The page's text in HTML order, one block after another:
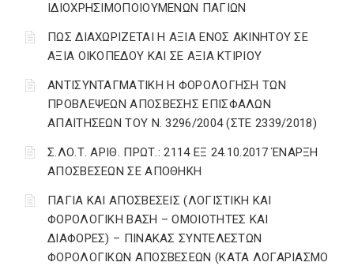
ΙΔΙΟΧΡΗΣΙΜΟΠΟΙΟΥΜΕΝΩΝ ΠΑΓΙΩΝ
ΠΩΣ ΔΙΑΧΩΡΙΖΕΤΑΙ Η ΑΞΙΑ ΕΝΟΣ ΑΚΙΝΗΤΟΥ ΣΕ
ΑΞΙΑ ΟΙΚΟΠΕΔΟΥ ΚΑΙ ΣΕ ΑΞΙΑ ΚΤΙΡΙΟΥ
ΑΝΤΙΣΥΝΤΑΓΜΑΤΙΚΗ Η ΦΟΡΟΛΟΓΗΣΗ ΤΩΝ
ΠΡΟΒΛΕΨΕΩΝ ΑΠΟΣΒΕΣΗΣ ΕΠΙΣΦΑΛΩΝ
ΑΠΑΙΤΗΣΕΩΝ ΤΟΥ Ν. 3296/2004 (ΣΤΕ 2339/2018)
Σ.ΛΟ.Τ. ΑΡΙΘ. ΠΡΩΤ.: 2114 ΕΞ 24.10.2017 ΈΝΑΡΞΗ
ΑΠΟΣΒΕΣΕΩΝ ΣΕ ΑΠΟΘΗΚΗ
ΠΑΓΙΑ ΚΑΙ ΑΠΟΣΒΕΣΕΙΣ (ΛΟΓΙΣΤΙΚΗ ΚΑΙ
ΦΟΡΟΛΟΓΙΚΗ ΒΑΣΗ – ΟΜΟΙΟΤΗΤΕΣ ΚΑΙ
ΔΙΑΦΟΡΕΣ) – ΠΙΝΑΚΑΣ ΣΥΝΤΕΛΕΣΤΩΝ
ΦΟΡΟΛΟΓΙΚΩΝ ΑΠΟΣΒΕΣΕΩΝ (ΚΑΤΑ ΛΟΓΑΡΙΑΣΜΟ